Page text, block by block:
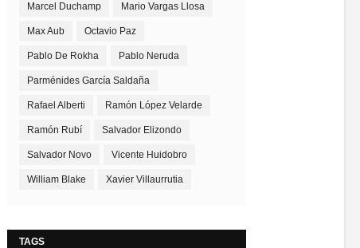
Marcel Duchamp Mario Vargas Llosa
Max Aub Octavio Paz
Pablo De Rokha Pablo Neruda
Parménides García Saldaña
Rafael Alberti Ramón López Velarde
Ramón Rubí Salvador Elizondo
Salvador Novo Vicente Huidobro
William Blake Xavier Villaurrutia
TAGS